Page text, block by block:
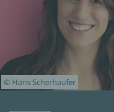
© Hans Scherhaufer